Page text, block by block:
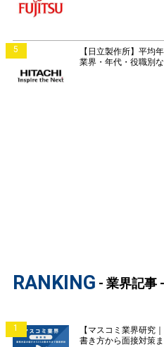
5
【日立製作所】平均
業界・年代・役職別
RANKING - 業界記事 -
1
【マスコミ業界研究
書き方から面接対策